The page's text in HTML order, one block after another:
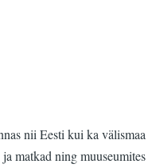
nii Eesti kui ka välismaa
matkad ning muuseumites